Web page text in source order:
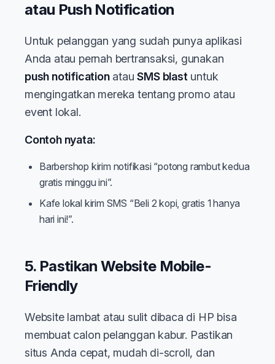
atau Push Notification
Untuk pelanggan yang sudah punya aplikasi
Anda atau pernah bertransaksi, gunakan
push notificationatauSMS blastuntuk
mengingatkan mereka tentang promo atau
event lokal.
Contoh nyata:
Barbershop kirim notifikasi “potong rambut kedua
gratis minggu ini”.
Kafe lokal kirim SMS “Beli 2 kopi, gratis 1 hanya
hari ini!”.
5. Pastikan Website Mobile-
Friendly
Website lambat atau sulit dibaca di HP bisa
membuat calon pelanggan kabur. Pastikan
situs Anda cepat, mudah di-scroll, dan